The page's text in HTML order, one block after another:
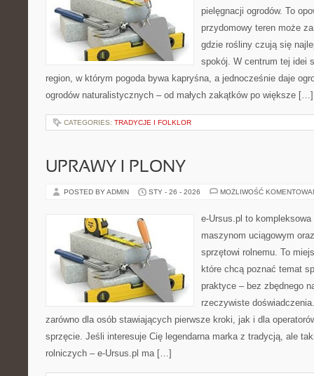
pielęgnacji ogrodów. To
przydomowy teren może
gdzie rośliny czują się
spokój. W centrum tej idei
region, w którym pogoda bywa kapryśna, a jednocześnie daje
ogrodów naturalistycznych – od małych zakątków po większe […]
CATEGORIES: TRADYCJE I FOLKLOR
UPRAWY I PLONY
POSTED BY ADMIN STY - 26 - 2026 MOŻLIWOŚĆ
e-Ursus.pl to
maszynom uciągowym
sprzętowi rolnemu. To
które chcą poznać temat
praktyce – bez zbędnego
rzeczywiste
zarówno dla osób stawiających pierwsze kroki, jak i dla
sprzęcie. Jeśli interesuje Cię legendarna marka z tradycją, ale
rolniczych – e-Ursus.pl ma […]